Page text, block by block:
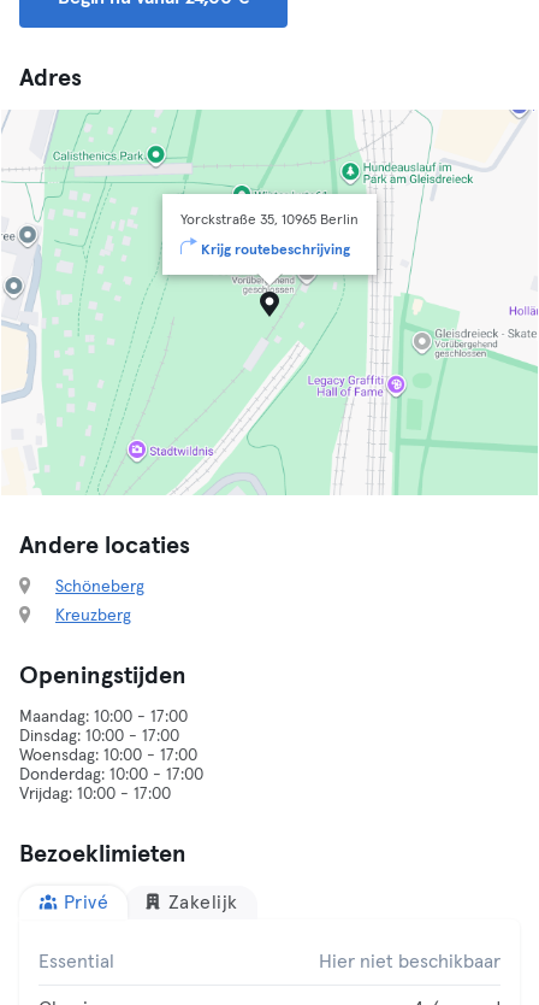
Adres
Yorckstraße 35, 10965 Berlin
Krijg routebeschrijving
Andere locaties
Schöneberg
Kreuzberg
Openingstijden
Maandag: 10:00 - 17:00
Dinsdag: 10:00 - 17:00
Woensdag: 10:00 - 17:00
Donderdag: 10:00 - 17:00
Bezoeklimieten
Privé Zakelijk
Essential Hier niet beschikbaar